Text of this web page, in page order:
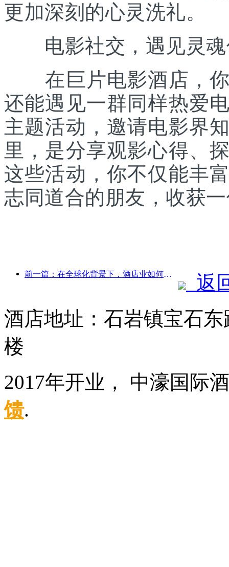
更加深刻的心灵洗礼。
电影社交，遇见灵魂
在巨片电影酒店，你
还能遇见一群同样热爱
主题活动，邀请电影界
里，是分享观影心得、
这些活动，你不仅能丰
志同道合的朋友，收获
前一篇：在全球化背景下，酒店业如何找到新兴的增长点
返
酒店地址：石岩镇宝石
楼
2017年开业， 中濠国
馈.